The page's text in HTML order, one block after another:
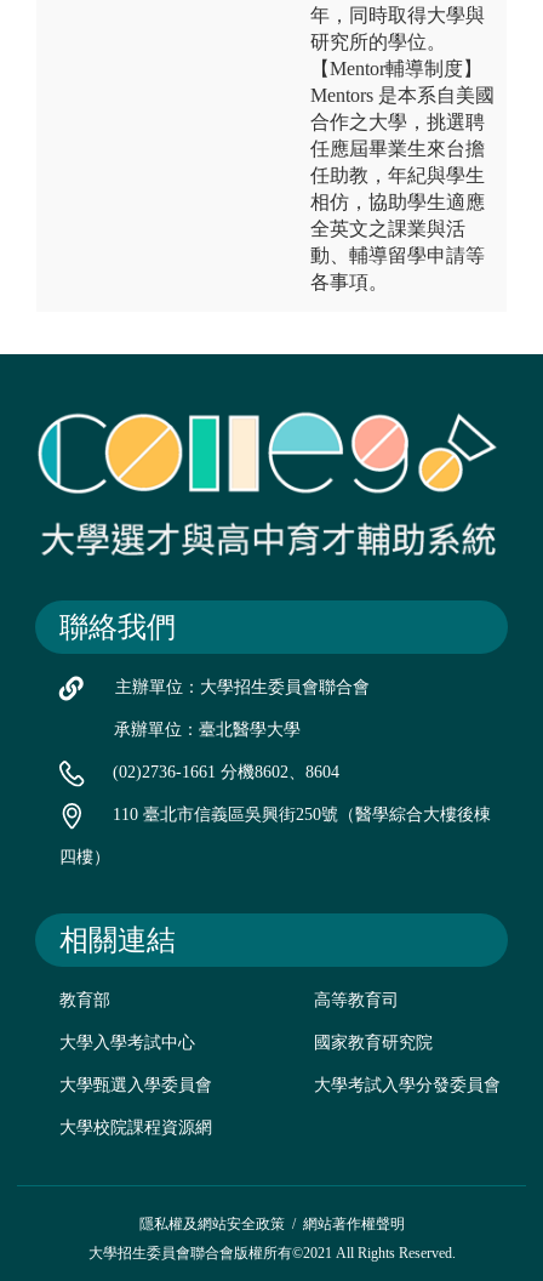
年，同時取得大學與
研究所的學位。
【Mentor輔導制度】
Mentors 是本系自美國
合作之大學，挑選聘
任應屆畢業生來台擔
任助教，年紀與學生
相仿，協助學生適應
全英文之課業與活
動、輔導留學申請等
各事項。
聯絡我們
主辦單位：大學招生委員會聯合會
承辦單位：臺北醫學大學
(02)2736-1661 分機8602、8604
110 臺北市信義區吳興街250號（醫學綜合大樓後棟
四樓）
相關連結
教育部 高等教育司
大學入學考試中心 國家教育研究院
大學甄選入學委員會 大學考試入學分發委員會
大學校院課程資源網
隱私權及網站安全政策/ 網站著作權聲明
大學招生委員會聯合會版權所有©2021 All Rights Reserved.